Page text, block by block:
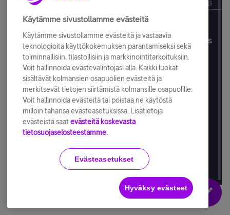
Käytämme sivustollamme evästeitä
Käytämme sivustollamme evästeitä ja vastaavia
teknologioita käyttökokemuksen parantamiseksi sekä
toiminnallisiin, tilastollisiin ja markkinointitarkoituksiin.
Voit hallinnoida evästevalintojasi alla. Kaikki luokat
sisältävät kolmansien osapuolien evästeitä ja
merkitsevät tietojen siirtämistä kolmansille osapuolille.
Voit hallinnoida evästeitä tai poistaa ne käytöstä
milloin tahansa evästeasetuksissa. Lisätietoja
evästeistä saat evästeitä koskevasta
tietosuojaselosteestamme.
Evästeasetukset
Hyväksy evästeet